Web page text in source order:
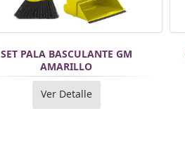
SET PALA BASCULANTE GM
AMARILLO
Ver Detalle